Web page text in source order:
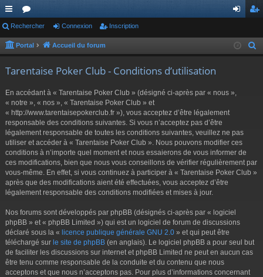
ac
co
s
or
u ne cri
Rechercher Connexion Inscription
Portal Accueil du forum
Tarentaise Poker Club - Conditions d’utilisation
En accédant à « Tarentaise Poker Club » (désigné ci-après par « nous »,
« notre », « nos », « Tarentaise Poker Club » et
« http://www.tarentaisepokerclub.fr »), vous acceptez d’être légalement
responsable des conditions suivantes. Si vous n’acceptez pas d’être
légalement responsable de toutes les conditions suivantes, veuillez ne pas
utiliser et accéder à « Tarentaise Poker Club ». Nous pouvons modifier ces
conditions à n’importe quel moment et nous essaierons de vous informer de
ces modifications, bien que nous vous conseillons de vérifier régulièrement par
vous-même. En effet, si vous continuez à participer à « Tarentaise Poker Club »
après que des modifications aient été effectuées, vous acceptez d’être
légalement responsable des conditions modifiées et mises à jour.
Nos forums sont développés par phpBB (désignés ci-après par « logiciel
phpBB » et « phpBB Limited ») qui est un logiciel de forum de discussions
déclaré sous la « licence publique générale GNU 2.0 » et qui peut être
téléchargé sur le site de phpBB (en anglais). Le logiciel phpBB a pour seul but
de faciliter les discussions sur internet et phpBB Limited ne peut en aucun cas
être tenu comme responsable de la conduite et du contenu que nous
acceptons et que nous n’acceptons pas. Pour plus d’informations concernant